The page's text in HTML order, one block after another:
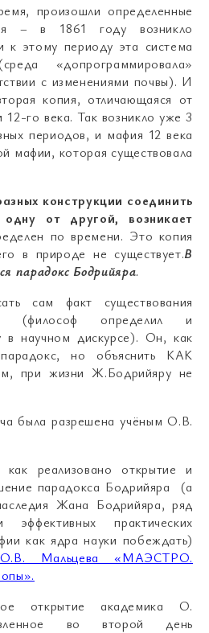
произошли определенные
– в 1861 году возникло
к этому периоду эта система
«допрограммировала»
с изменениями почвы). И
копия, отличающаяся от
го века. Так возникло уже 3
периодов, и мафия 12 века
мафии, которая существовала
конструкции соединить
от другой, возникает
по времени. Это копия
в природе не существует.В
парадокс Бодрийяра.
сам факт существования
(философ определил и
в научном дискурсе). Он, как
но объяснить КАК
при жизни Ж.Бодрийяру не
была разрешена учёным О.В.
реализовано открытие и
парадокса Бодрийяра (а
Жана Бодрийяра, ряд
практических
как ядра науки побеждать)
Мальцева «МАЭСТРО.
открытие академика О.
во второй день